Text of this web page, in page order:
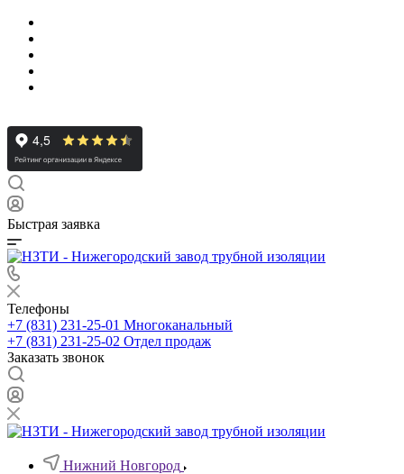
Быстрая заявка
Телефоны
+7 (831) 231-25-01 Многоканальный
+7 (831) 231-25-02 Отдел продаж
Заказать звонок
Нижний Новгород